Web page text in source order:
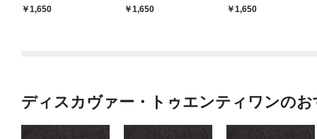
きるなら、最高の日を
1,650
あたえる人がうまくい
1,650
1,650
ディスカヴァー・トゥエンティワンの